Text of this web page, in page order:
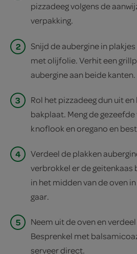
pizzadeeg volgens de
verpakking.
2
Snijd de aubergine in
met olijfolie. Verhit een
aubergine aan beide kanten.
3
Rol het pizzadeeg dun uit
bakplaat. Meng de
knoflook en oregano en
4
Verdeel de plakken
verbrokkel er de geitenkaas
in het midden van de oven
gaar.
5
Neem uit de oven en
Besprenkel met
serveer direct.